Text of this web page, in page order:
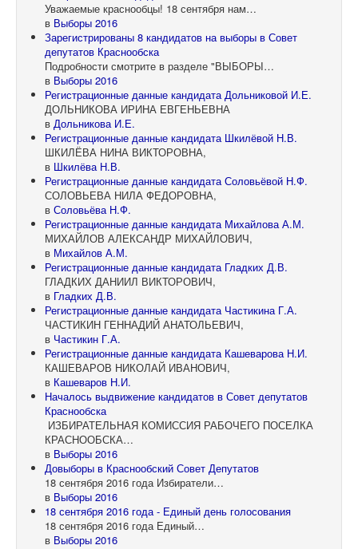
Уважаемые краснообцы! 18 сентября нам…
в Выборы 2016
Зарегистрированы 8 кандидатов на выборы в Совет
депутатов Краснообска
Подробности смотрите в разделе "ВЫБОРЫ…
в Выборы 2016
Регистрационные данные кандидата Дольниковой И.Е.
ДОЛЬНИКОВА ИРИНА ЕВГЕНЬЕВНА
в Дольникова И.Е.
Регистрационные данные кандидата Шкилёвой Н.В.
ШКИЛЁВА НИНА ВИКТОРОВНА,
в Шкилёва Н.В.
Регистрационные данные кандидата Соловьёвой Н.Ф.
СОЛОВЬЕВА НИЛА ФЕДОРОВНА,
в Соловьёва Н.Ф.
Регистрационные данные кандидата Михайлова А.М.
МИХАЙЛОВ АЛЕКСАНДР МИХАЙЛОВИЧ,
в Михайлов А.М.
Регистрационные данные кандидата Гладких Д.В.
ГЛАДКИХ ДАНИИЛ ВИКТОРОВИЧ,
в Гладких Д.В.
Регистрационные данные кандидата Частикина Г.А.
ЧАСТИКИН ГЕННАДИЙ АНАТОЛЬЕВИЧ,
в Частикин Г.А.
Регистрационные данные кандидата Кашеварова Н.И.
КАШЕВАРОВ НИКОЛАЙ ИВАНОВИЧ,
в Кашеваров Н.И.
Началось выдвижение кандидатов в Совет депутатов
Краснообска
ИЗБИРАТЕЛЬНАЯ КОМИССИЯ РАБОЧЕГО ПОСЕЛКА
КРАСНООБСКА…
в Выборы 2016
Довыборы в Краснообский Совет Депутатов
18 сентября 2016 года Избиратели…
в Выборы 2016
18 сентября 2016 года - Единый день голосования
18 сентября 2016 года Единый…
в Выборы 2016